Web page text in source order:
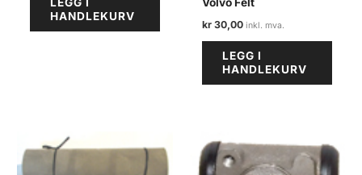
HANDLEKURV
kr 30,00
LEGG I
HANDLEKURV